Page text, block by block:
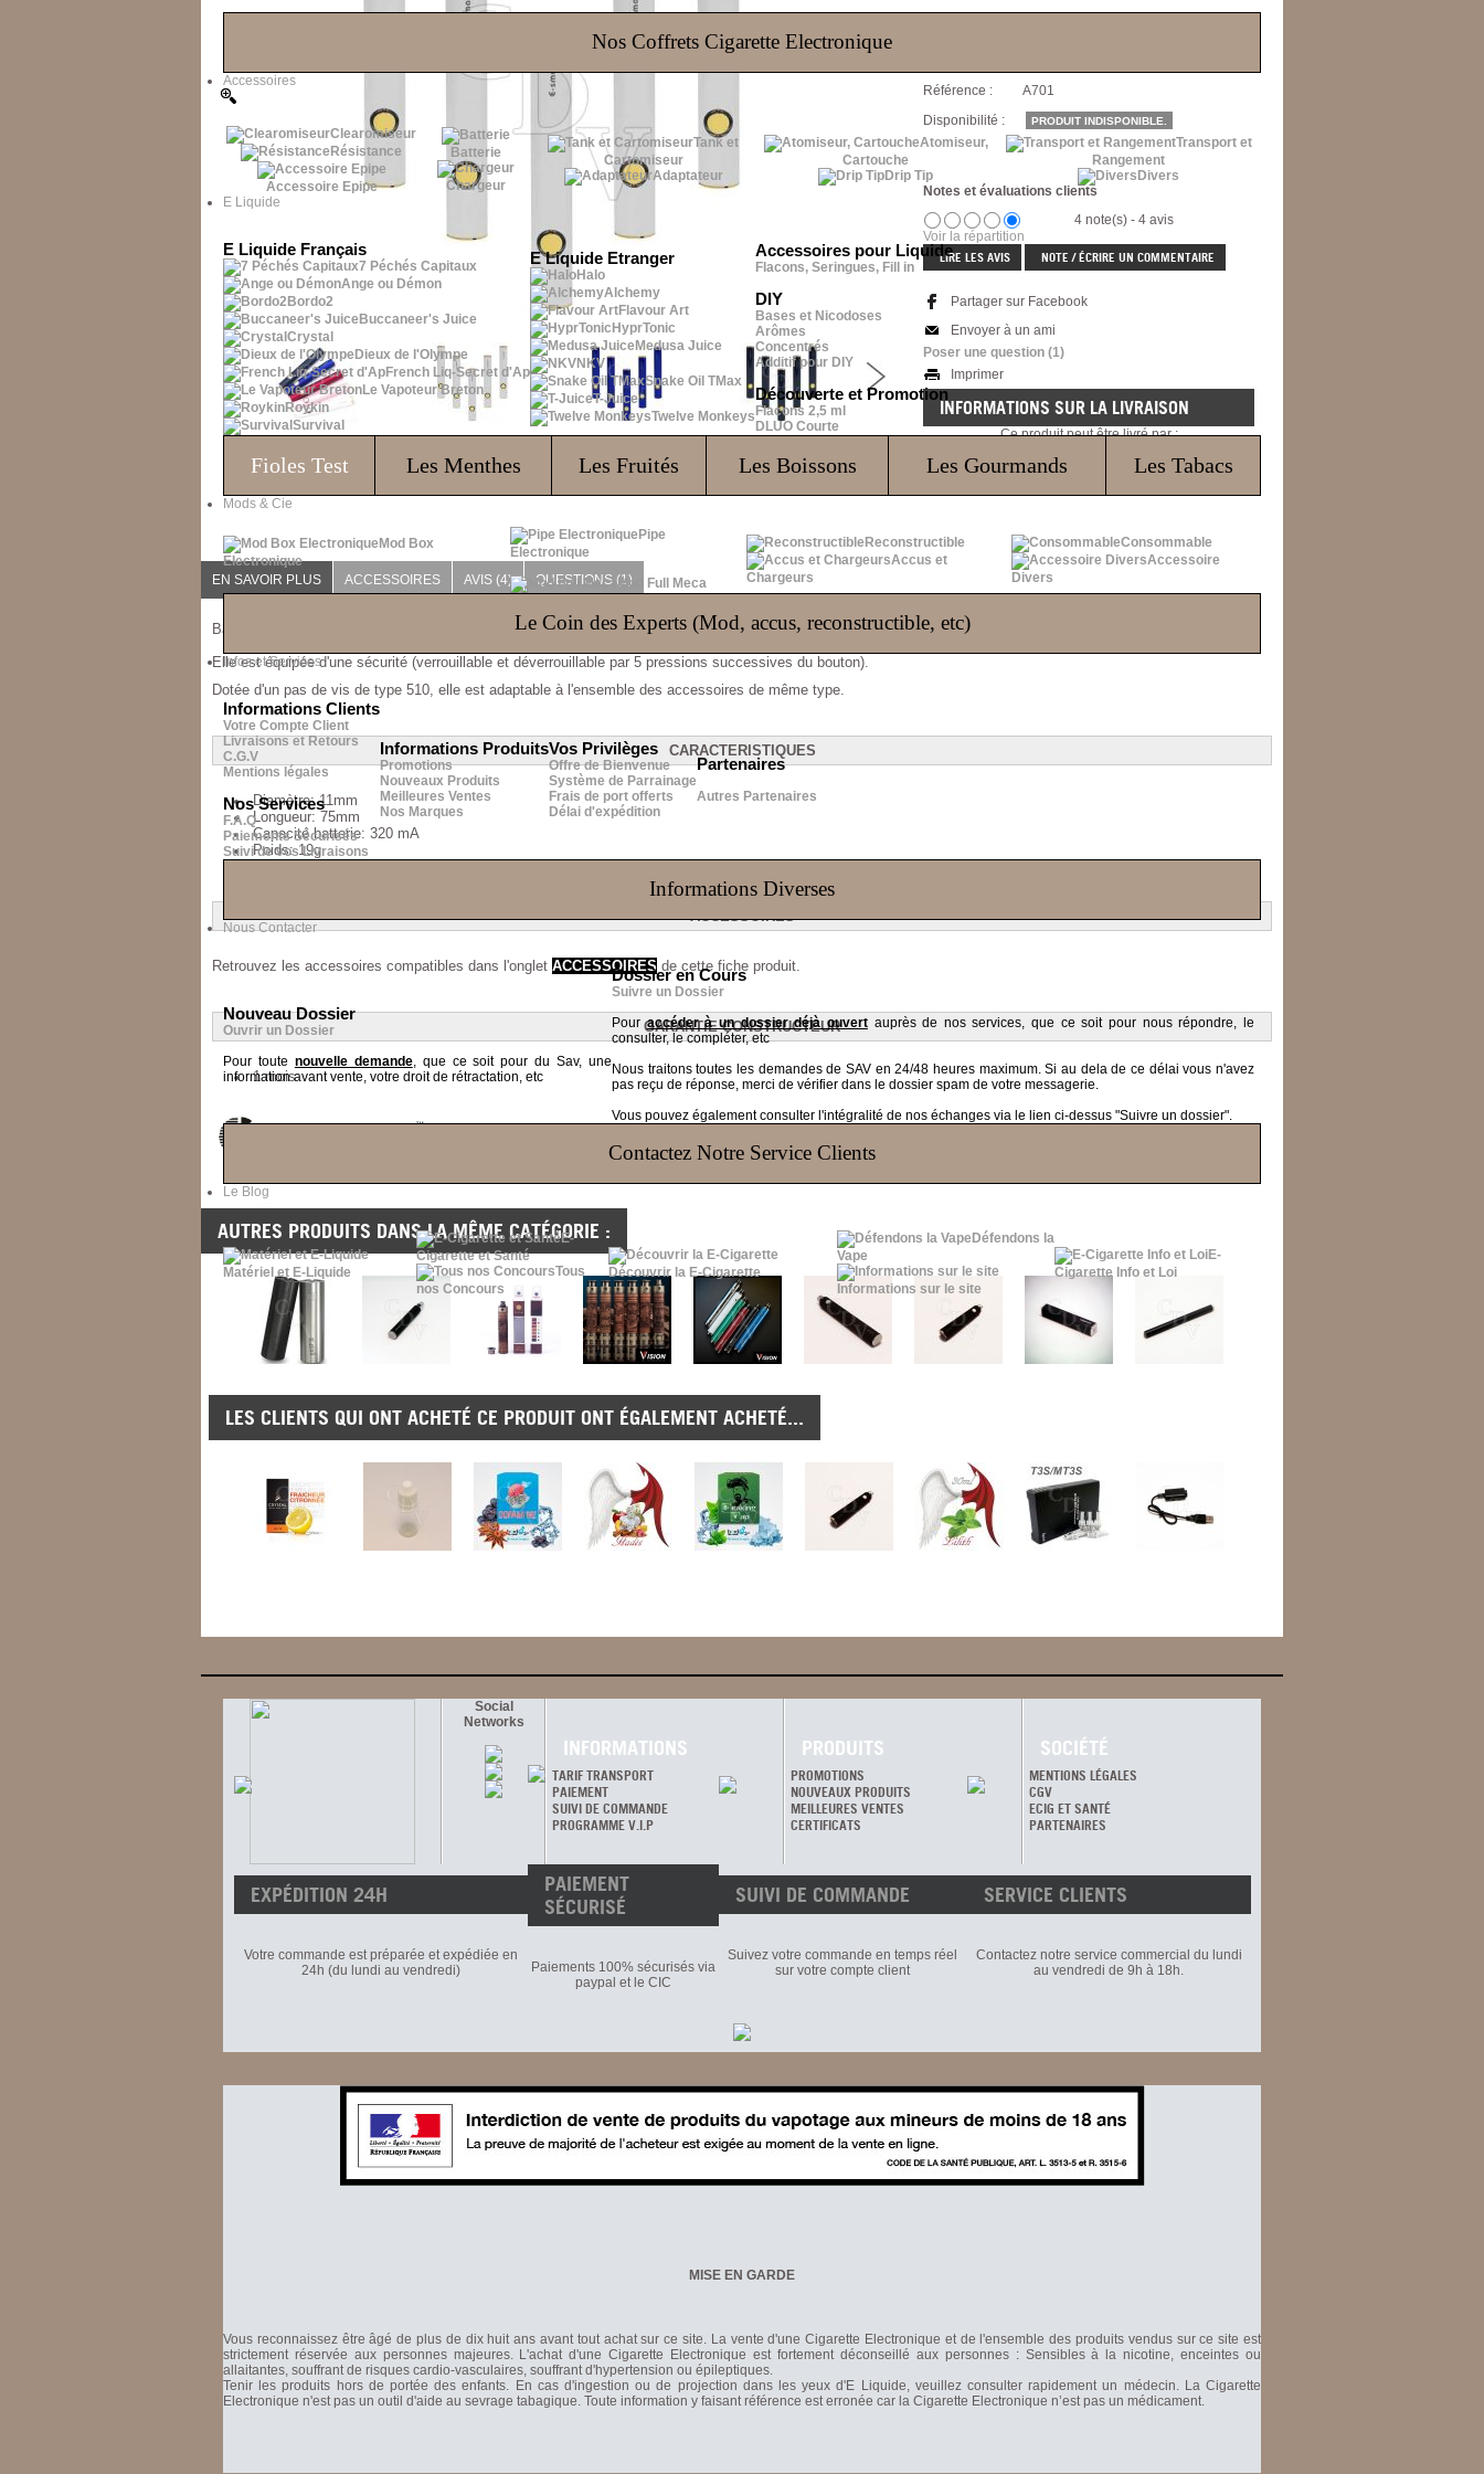
Nos Coffrets Cigarette Electronique
Accessoires
Clearomiseur
Résistance
Accessoire Epipe
Batterie
Chargeur
Tank et
Cartomiseur
Adaptateur
Atomiseur,
Cartouche
Drip Tip
Transport et
Rangement
Divers
E Liquide
E Liquide Français
7 Péchés Capitaux
Ange ou Démon
Bordo2
Buccaneer's Juice
Crystal
Dieux de l'Olympe
French Liq-Secret d'Ap
Le Vapoteur Breton
Roykin
Survival
E Liquide Etranger
Halo
Alchemy
Flavour Art
HyprTonic
Medusa Juice
NKV
Snake Oil TMax
T-Juice
Twelve Monkeys
Accessoires pour Liquide
Flacons, Seringues, Fill in
DIY
Bases et Nicodoses
Arômes
Concentrés
Additif pour DIY
Découverte et Promotion
Flacons 2,5 ml
DLUO Courte
Fioles Test Les Menthes Les Fruités Les Boissons Les Gourmands Les Tabacs
Mods & Cie
Mod Box
Electronique
Pipe
Electronique
Mod Full Meca
Reconstructible
Accus et
Chargeurs
Consommable
Accessoire
Divers
Le Coin des Experts (Mod, accus, reconstructible, etc)
Infos et Services
Informations Clients
Votre Compte Client
Livraisons et Retours
C.G.V
Mentions légales
Nos Services
F.A.Q
Paiements Sécurisés
Suivi de vos Livraisons
Informations Produits
Promotions
Nouveaux Produits
Meilleures Ventes
Nos Marques
Vos Privilèges
Offre de Bienvenue
Système de Parrainage
Frais de port offerts
Délai d'expédition
Partenaires
Autres Partenaires
Informations Diverses
Nous Contacter
Nouveau Dossier
Ouvrir un Dossier
Pour toute nouvelle demande, que ce soit pour du Sav, une
information avant vente, votre droit de rétractation, etc
Dossier en Cours
Suivre un Dossier
Pouraccéder à un dossier déjà ouvertauprès de nos services, que ce soit pour nous répondre, le
consulter, le compléter, etc
Nous traitons toutes les demandes de SAV en 24/48 heures maximum.Si au dela de ce délai vous n'avez
pas reçu de réponse, merci de vérifier dans le dossier spam de votre messagerie.
Vous pouvez également consulter l'intégralité de nos échanges via le lien ci-dessus "Suivre un dossier".
Contactez Notre Service Clients
Le Blog
Matériel et E-Liquide
E-
Cigarette et Santé
Tous
nos Concours
Découvrir la E-Cigarette
Défendons la
Vape
Informations sur le site
E-
Cigarette Info et Loi
Référence :
A701
Disponibilité :
PRODUIT INDISPONIBLE.
Notes et évaluations clients
4 note(s) - 4 avis
Voir la répartition
LIRE LES AVIS
NOTE / ÉCRIRE UN COMMENTAIRE
Partager sur Facebook
Envoyer à un ami
Poser une question (1)
Imprimer
INFORMATIONS SUR LA LIVRAISON
Ce produit peut être livré par :
EN SAVOIR PLUS ACCESSOIRES AVIS (4) QUESTIONS (1)
Batterie manuelle de 320 mA pour cigarette électronique E-Smart deKangertech.
Elle est équipée d'une sécurité (verrouillable et déverrouillable par 5 pressions successives du bouton).
Dotée d'un pas de vis de type 510, elle est adaptable à l'ensemble des accessoires de même type.
CARACTERISTIQUES
Diamètre: 11mm
Longueur: 75mm
Capacité batterie: 320 mA
Poids: 19g
ACCESSOIRES
Retrouvez les accessoires compatibles dans l'onglet ACCESSOIRES de cette fiche produit.
GARANTIE CONSTRUCTEUR
1 mois
AUTRES PRODUITS DANS LA MÊME CATÉGORIE :
LES CLIENTS QUI ONT ACHETÉ CE PRODUIT ONT ÉGALEMENT ACHETÉ...
Social
Networks
INFORMATIONS
TARIF TRANSPORT
PAIEMENT
SUIVI DE COMMANDE
PROGRAMME V.I.P
PRODUITS
PROMOTIONS
NOUVEAUX PRODUITS
MEILLEURES VENTES
CERTIFICATS
SOCIÉTÉ
MENTIONS LÉGALES
CGV
ECIG ET SANTÉ
PARTENAIRES
EXPÉDITION 24H
Votre commande est préparée et expédiée en
24h (du lundi au vendredi)
PAIEMENT
SÉCURISÉ
Paiements 100% sécurisés via
paypal et le CIC
SUIVI DE COMMANDE
Suivez votre commande en temps réel
sur votre compte client
SERVICE CLIENTS
Contactez notre service commercial du lundi
au vendredi de 9h à 18h.
MISE EN GARDE
Vous reconnaissez être âgé de plus de dix huit ans avant tout achat sur ce site. La vente d'une Cigarette Electronique et de l'ensemble des produits vendus sur ce site est
strictement réservée aux personnes majeures. L'achat d'une Cigarette Electronique est fortement déconseillé aux personnes : Sensibles à la nicotine, enceintes ou
allaitantes, souffrant de risques cardio-vasculaires, souffrant d'hypertension ou épileptiques.
Tenir les produits hors de portée des enfants. En cas d'ingestion ou de projection dans les yeux d'E Liquide, veuillez consulter rapidement un médecin. La Cigarette
Electronique n'est pas un outil d'aide au sevrage tabagique. Toute information y faisant référence est erronée car la Cigarette Electronique n’est pas un médicament.